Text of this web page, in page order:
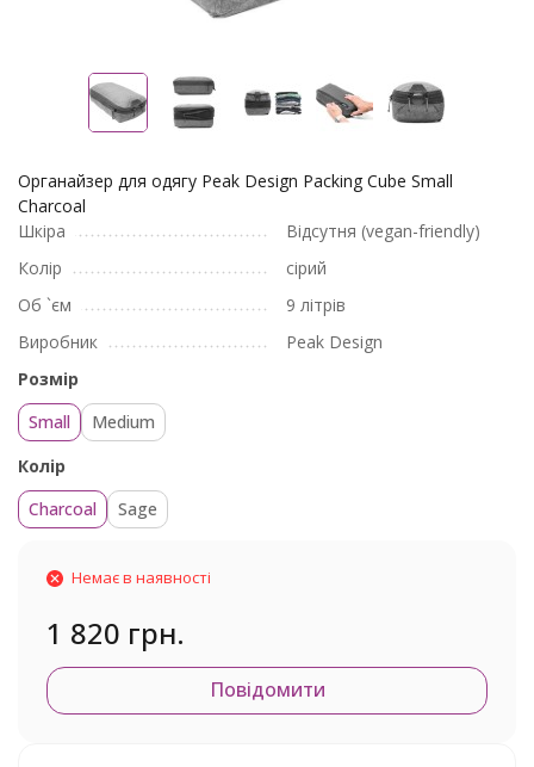
Органайзер для одягу Peak Design Packing Cube Small
Charcoal
Шкіра
Відсутня (vegan-friendly)
Колір
сірий
Об `єм
9 літрів
Виробник
Peak Design
Розмір
Small
Medium
Колір
Charcoal
Sage
Немає в наявності
1 820 грн.
Повідомити